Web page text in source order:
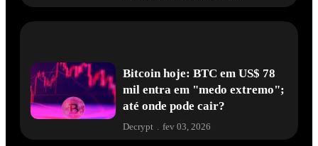
Bitcoin hoje: BTC em US$ 78
mil entra em "medo extremo";
até onde pode cair?
Decrypt . fev 03, 2026